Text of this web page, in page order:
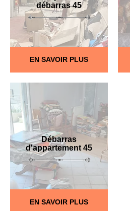
débarras 45
EN SAVOIR PLUS
Débarras
d'appartement 45
EN SAVOIR PLUS